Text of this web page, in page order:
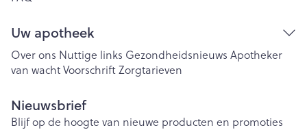
Uw apotheek
Over ons Nuttige links Gezondheidsnieuws Apotheker
van wachtVoorschriftZorgtarieven
Nieuwsbrief
Blijf op de hoogte van nieuwe producten en promoties